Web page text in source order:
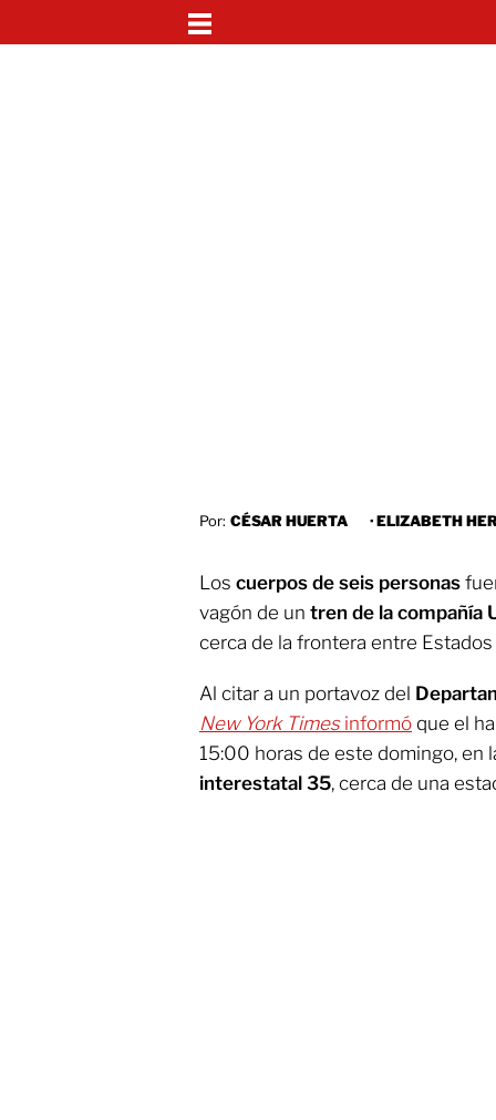
Por: CÉSAR HUERTA ·ELIZABETH
Los cuerpos de seis personas
vagón de un tren de la compañía
cerca de la frontera entre
Al citar a un portavoz del
New York Timesinformó que el
15:00 horas de este domingo, en
interestatal 35, cerca de una